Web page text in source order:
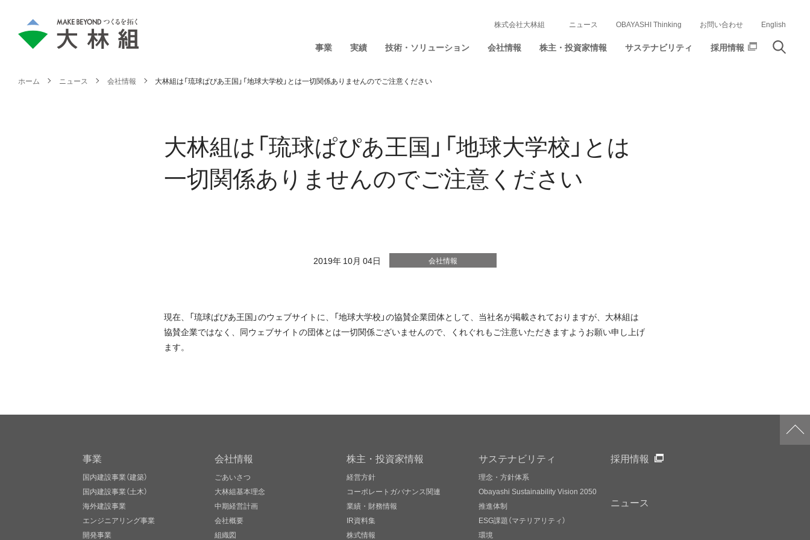
事業 実績 技術・ソリューション 会社情報 株主・投資家情報 サステナビリティ 採用情報
株式会社大林組 ニュース OBAYASHI Thinking お問い合わせ English
ホーム ニュース 会社情報 大林組は「琉球ぱぴあ王国」「地球大学校」とは一切関係ありませんのでご注意ください
大林組は「琉球ぱぴあ王国」「地球大学校」とは
一切関係ありませんのでご注意ください
2019年 10月 04日 会社情報
現在、「琉球ぱぴあ王国」のウェブサイトに、「地球大学校」の協賛企業団体として、当社名が掲載されておりますが、大林組は
協賛企業ではなく、同ウェブサイトの団体とは一切関係ございませんので、くれぐれもご注意いただきますようお願い申し上げ
ます。
事業
国内建設事業（建築）
国内建設事業（土木）
海外建設事業
エンジニアリング事業
開発事業
会社情報
ごあいさつ
大林組基本理念
中期経営計画
会社概要
組織図
株主・投資家情報
経営方針
コーポレートガバナンス関連
業績・財務情報
IR資料集
株式情報
サステナビリティ
理念・方針体系
Obayashi Sustainability Vision 2050
推進体制
ESG課題（マテリアリティ）
環境
採用情報
ニュース